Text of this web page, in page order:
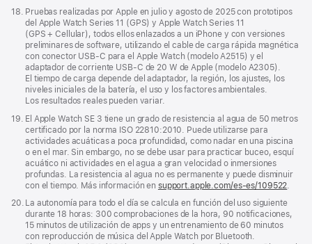
Nota
página
18. Pruebas realizadas por Apple en julio y agosto de 2025 con prototipos
del Apple Watch Series 11 (GPS) y Apple Watch Series 11
(GPS + Cellular), todos ellos enlazados a un iPhone y con versiones
preliminares de software, utilizando el cable de carga rápida magnética
con conector USB‑C para el Apple Watch (modelo A2515) y el
adaptador de corriente USB‑C de 20 W de Apple (modelo A2305).
El tiempo de carga depende del adaptador, la región, los ajustes, los
niveles iniciales de la batería, el uso y los factores ambientales.
Los resultados reales pueden variar.
Nota
página
19. El Apple Watch SE 3 tiene un grado de resistencia al agua de 50 metros
certificado por la norma ISO 22810:2010. Puede utilizarse para
actividades acuáticas a poca profundidad, como nadar en una piscina
o en el mar. Sin embargo, no se debe usar para practicar buceo, esquí
acuático ni actividades en el agua a gran velocidad o inmersiones
profundas. La resistencia al agua no es permanente y puede disminuir
con el tiempo. Más información en support.apple.com/es-es/109522
Nota
20. La autonomía para todo el día se calcula en función del uso siguiente
durante 18 horas: 300 comprobaciones de la hora, 90 notificaciones,
15 minutos de utilización de apps y un entrenamiento de 60 minutos
con reproducción de música del Apple Watch por Bluetooth.